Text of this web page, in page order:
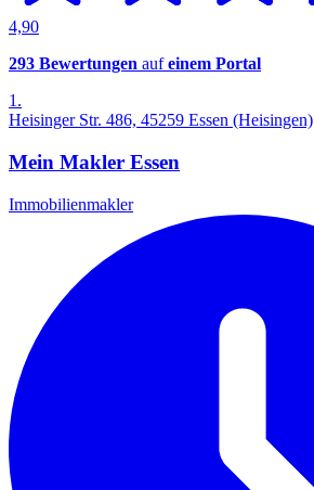
4,90
293 Bewertungen aufeinem Portal
1.
Heisinger Str. 486, 45259 Essen (Heisingen)
Mein Makler Essen
Immobilienmakler